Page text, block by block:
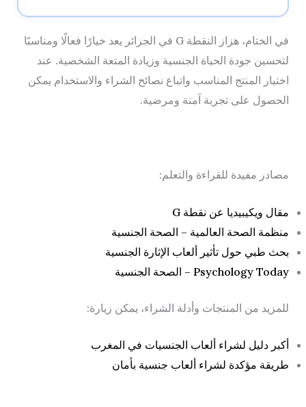
في الختام، هزاز النقطة G في الجزائر يعد خيارًا فعالًا ومناسبًا
لتحسين جودة الحياة الجنسية وزيادة المتعة الشخصية. عند
اختيار المنتج المناسب واتباع نصائح الشراء والاستخدام يمكن
الحصول على تجربة آمنة ومرضية.
مصادر مفيدة للقراءة والتعلم:
مقال ويكيبيديا عن نقطة G
منظمة الصحة العالمية – الصحة الجنسية
بحث طبي حول تأثير ألعاب الإثارة الجنسية
Psychology Today – الصحة الجنسية
للمزيد من المنتجات وأدلة الشراء، يمكن زيارة:
أكبر دليل لشراء ألعاب الجنسيات في المغرب
طريقة مؤكدة لشراء ألعاب جنسية بأمان